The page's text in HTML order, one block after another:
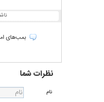
بمب‌های
نظرات شما
نام